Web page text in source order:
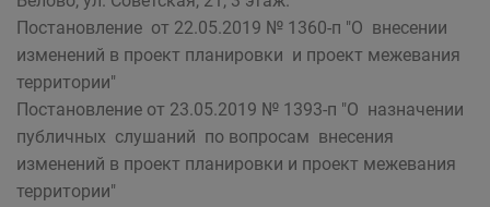
Постановление от 22.05.2019 № 1360-п "О внесении
изменений в проект планировки и проект межевания
территории"
Постановление от 23.05.2019 № 1393-п "О назначении
публичных слушаний по вопросам внесения
изменений в проект планировки и проект межевания
территории"